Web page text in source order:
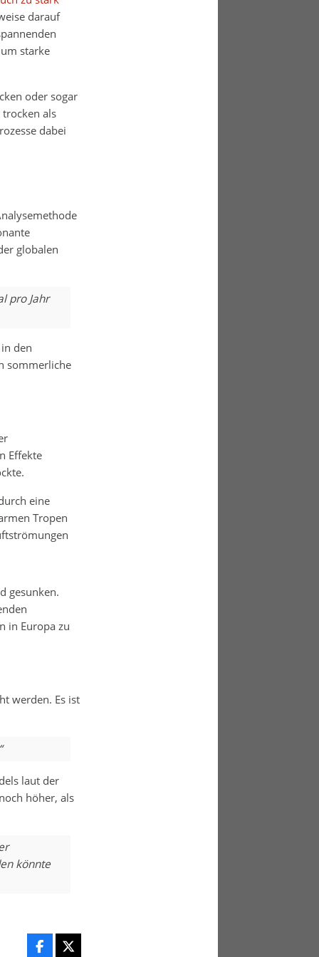
darauf
starke
oder sogar
als
dabei
globalen
pro Jahr
den
sommerliche
Effekte
eine
Tropen
gesunken.
in Europa zu
werden. Es ist
laut der
höher, als
könnte